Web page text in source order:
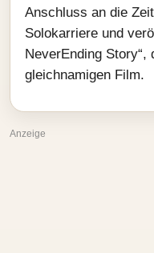
Anschluss an die
Solokarriere und
NeverEnding Story“,
gleichnamigen Film.
Anzeige